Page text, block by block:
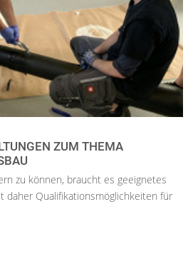
ZUM THEMA
zu können, braucht es geeignetes
daher Qualifikationsmöglichkeiten für